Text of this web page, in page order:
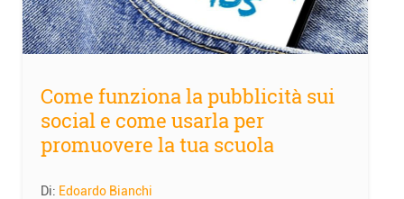
Come funziona la pubblicità sui
social e come usarla per
promuovere la tua scuola
Di: Edoardo Bianchi